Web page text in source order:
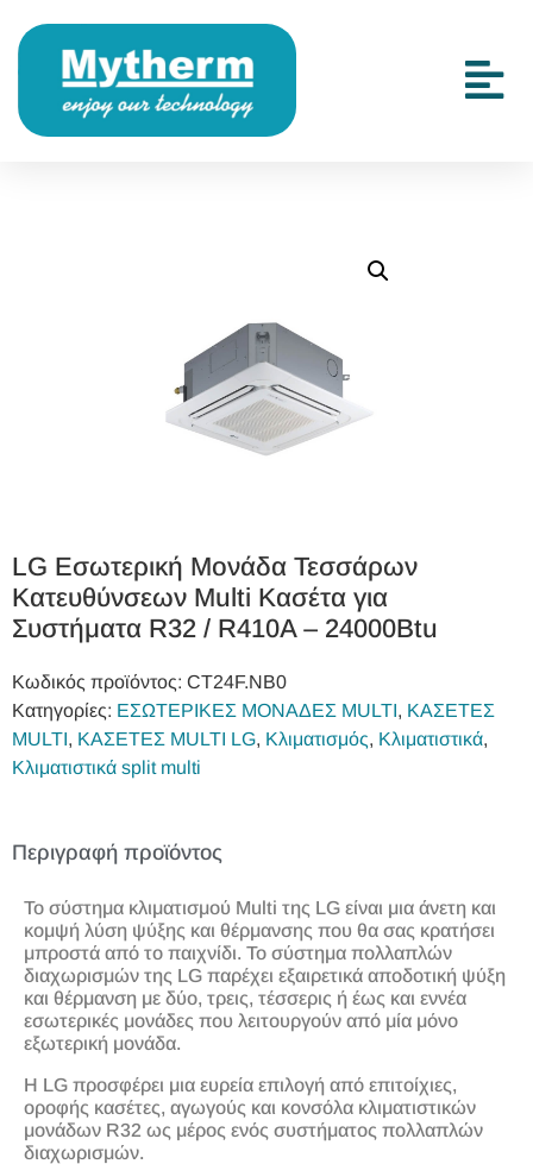
LG Εσωτερική Μονάδα Τεσσάρων
Κατευθύνσεων Multi Κασέτα για
Συστήματα R32 / R410A – 24000Btu
Κωδικός προϊόντος: CT24F.NB0
Κατηγορίες: ΕΣΩΤΕΡΙΚΕΣ ΜΟΝΑΔΕΣ MULTI, ΚΑΣΕΤΕΣ
MULTI, ΚΑΣΕΤΕΣ MULTI LG, Κλιματισμός, Κλιματιστικά,
Κλιματιστικά split multi
Περιγραφή προϊόντος
Το σύστημα κλιματισμού Multi της LG είναι μια άνετη και
κομψή λύση ψύξης και θέρμανσης που θα σας κρατήσει
μπροστά από το παιχνίδι. Το σύστημα πολλαπλών
διαχωρισμών της LG παρέχει εξαιρετικά αποδοτική ψύξη
και θέρμανση με δύο, τρεις, τέσσερις ή έως και εννέα
εσωτερικές μονάδες που λειτουργούν από μία μόνο
εξωτερική μονάδα.
Η LG προσφέρει μια ευρεία επιλογή από επιτοίχιες,
οροφής κασέτες, αγωγούς και κονσόλα κλιματιστικών
μονάδων R32 ως μέρος ενός συστήματος πολλαπλών
διαχωρισμών.